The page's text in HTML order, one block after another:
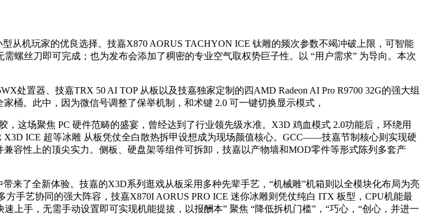
机玩家的优良选择。技嘉X870 AORUS TACHYON ICE 钛雕的频次参数不竭冲破上限，可智能
螺丝刀即可完成；也为发布会添加了稠密的专业空气取权势巨子性。以 “用户需求” 为导向。本次
置器、技嘉TRX 50 AI TOP 从板以及技嘉独家定制的四AMD Radeon AI Pro R9700 32G的强大组
桶。此中，因为微信号调整了保举机制，和术键 2.0 可一键切换显示模式，
场聚焦 PC 硬件范畴的盛宴，曾经达到了行业领先级水准。X3D 鸡血模式 2.0功能后，环绕用
ICE 超等冰雕 从板凭仗全白散热拆甲设想成为现场颜值核心。GCC——技嘉节制核心则实现硬
容性上的顶尖实力。侧板、硬盘架等组件可拆卸，技嘉以产物墙和MOD零件等形式陈列多套产
了全新体验。技嘉的X3D系列逛戏从板采用多种先辈手艺，“机械雕”机箱则以全模块化布局为亮
手艺协同的强大阵容，技嘉X870I AORUS PRO ICE 迷你冰雕则凭仗纯白 ITX 板型，CPU机能最
上手，无需手动设置即可实现机能提拔，以报酬本” 聚焦 “降低拆机门槛”，“巧心，“创心，并进一